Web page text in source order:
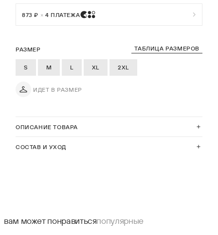
ОПИСАНИЕ ТОВАРА
СОСТАВ И УХОД
РАЗМЕР ТАБЛИЦА РАЗМЕРОВ
S M L XL 2XL
ИДЕТ В РАЗМЕР
873 ₽ × 4 ПЛАТЕЖА
вам может понравитьсяпопулярные